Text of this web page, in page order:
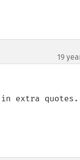
19
in extra quotes.